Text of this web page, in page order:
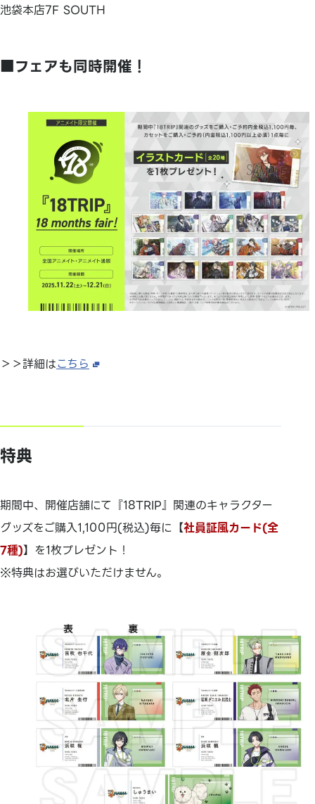
池袋本店7F SOUTH
■フェアも同時開催！
＞＞詳細はこちら
特典
期間中、開催店舗にて『18TRIP』関連のキャラクター
グッズをご購入1,100円(税込)毎に【社員証風カード(全
7種)】を1枚プレゼント！
※特典はお選びいただけません。